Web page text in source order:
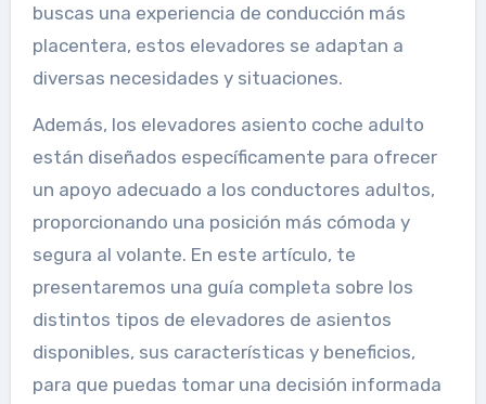
buscas una experiencia de conducción más
placentera, estos elevadores se adaptan a
diversas necesidades y situaciones.
Además, los elevadores asiento coche adulto
están diseñados específicamente para ofrecer
un apoyo adecuado a los conductores adultos,
proporcionando una posición más cómoda y
segura al volante. En este artículo, te
presentaremos una guía completa sobre los
distintos tipos de elevadores de asientos
disponibles, sus características y beneficios,
para que puedas tomar una decisión informada